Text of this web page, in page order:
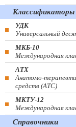
УДК
Универсальный
МКБ-10
Международная
АТХ
Анатомо-
средств (ATC)
МКТУ-12
Международная
Справочники